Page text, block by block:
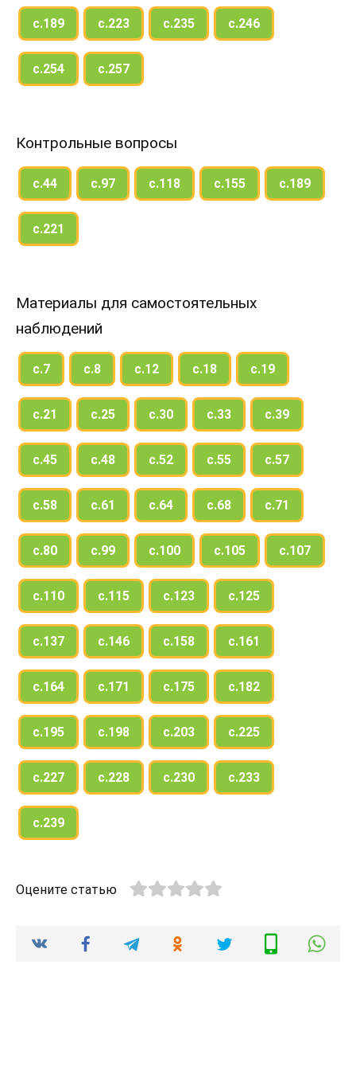
с.189 с.223 с.235 с.246
с.254 с.257
Контрольные вопросы
с.44 с.97 с.118 с.155 с.189
с.221
Материалы для самостоятельных
наблюдений
с.7 с.8 с.12 с.18 с.19
с.21 с.25 с.30 с.33 с.39
с.45 с.48 с.52 с.55 с.57
с.58 с.61 с.64 с.68 с.71
с.80 с.99 с.100 с.105 с.107
с.110 с.115 с.123 с.125
с.137 с.146 с.158 с.161
с.164 с.171 с.175 с.182
с.195 с.198 с.203 с.225
с.227 с.228 с.230 с.233
с.239
Оцените статью